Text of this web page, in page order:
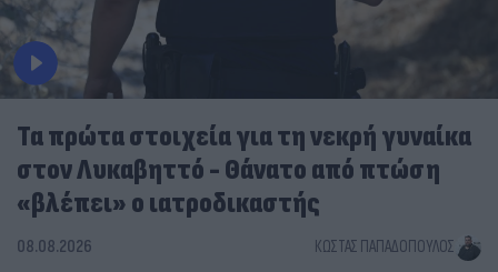
Τα πρώτα στοιχεία για τη νεκρή γυναίκα
στον Λυκαβηττό - Θάνατο από πτώση
«βλέπει» ο ιατροδικαστής
08.08.2026 ΚΏΣΤΑΣ ΠΑΠΑΔΌΠΟΥΛΟΣ